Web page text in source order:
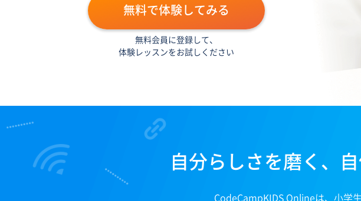
無料で体験してみる
無料会員に登録して、
体験レッスンをお試しください
自分らしさを磨く、
CodeCampKIDS Onlineは、小学